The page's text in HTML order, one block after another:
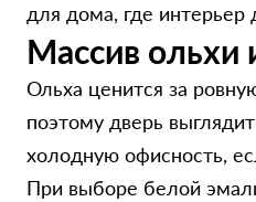
для дома, где интерьер
Массив ольхи
Ольха ценится за
поэтому дверь
холодную офисность,
При выборе белой